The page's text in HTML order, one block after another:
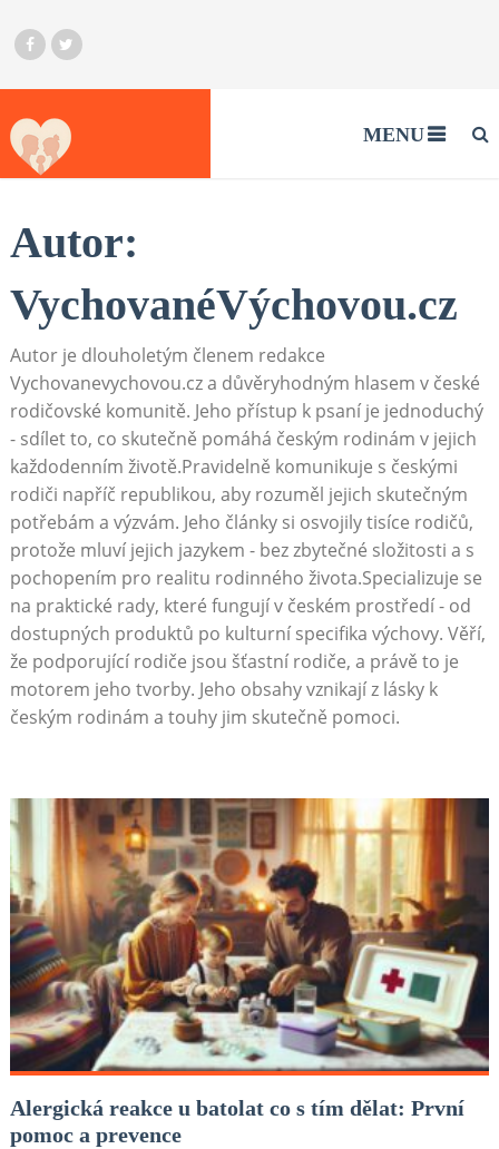
MENU
Autor:
VychovanéVýchovou.cz
Autor je dlouholetým členem redakce
Vychovanevychovou.cz a důvěryhodným hlasem v české
rodičovské komunitě. Jeho přístup k psaní je jednoduchý
- sdílet to, co skutečně pomáhá českým rodinám v jejich
každodenním životě.Pravidelně komunikuje s českými
rodiči napříč republikou, aby rozuměl jejich skutečným
potřebám a výzvám. Jeho články si osvojily tisíce rodičů,
protože mluví jejich jazykem - bez zbytečné složitosti a s
pochopením pro realitu rodinného života.Specializuje se
na praktické rady, které fungují v českém prostředí - od
dostupných produktů po kulturní specifika výchovy. Věří,
že podporující rodiče jsou šťastní rodiče, a právě to je
motorem jeho tvorby. Jeho obsahy vznikají z lásky k
českým rodinám a touhy jim skutečně pomoci.
Alergická reakce u batolat co s tím dělat: První
pomoc a prevence